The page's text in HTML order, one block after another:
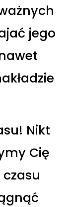
jego
Nikt
Cię